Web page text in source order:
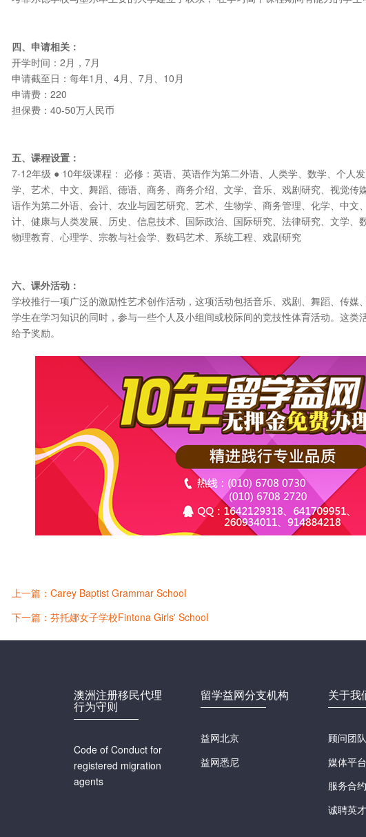
四、申请相关：
开学时间：2月，7月
申请截至日：每年1月、4月、7月、10月
申请费：220
担保费：40-50万人民币
五、课程设置：
7-12年级 ● 10年级课程： 必修：英语、英语作为第二外语、人类学、数学、个人
学、艺术、中文、舞蹈、德语、商务、商务介绍、文学、音乐、戏剧研究、视觉
语作为第二外语、会计、农业与园艺研究、艺术、生物学、商务管理、化学、中文
计、健康与人类发展、历史、信息技术、国际政治、国际研究、法律研究、文学、
物理教育、心理学、宗教与社会学、数码艺术、系统工程、戏剧研究
六、课外活动：
学校推行一项广泛的激励性艺术创作活动，这项活动包括音乐、戏剧、舞蹈、传媒
学生在学习知识的同时，参与一些个人及小组间或校际间的竞技性体育活动。这
给予奖励。
上一篇：Carey Baptist Grammar School
下一篇：芬托娜女子学校Fintona Girls' School
澳洲注册移民代理
行为守则
Code of Conduct for
registered migration
agents
留学益网分支机构
益网北京
益网悉尼
关于我
顾问团队
媒体平台
服务合约
诚聘英才